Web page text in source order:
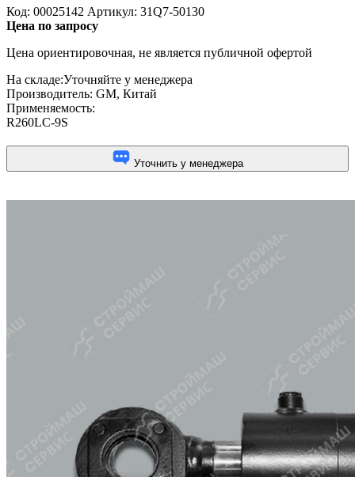
Код: 00025142 Артикул: 31Q7-50130
Цена по запросу
Цена ориентировочная, не является публичной офертой
На складе:Уточняйте у менеджера
Производитель: GM, Китай
Применяемость:
R260LC-9S
Уточнить у менеджера